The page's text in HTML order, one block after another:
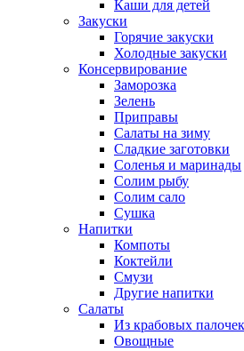
Каши для детей
Закуски
Горячие закуски
Холодные закуски
Консервирование
Заморозка
Зелень
Приправы
Салаты на зиму
Сладкие заготовки
Соленья и маринады
Солим рыбу
Солим сало
Сушка
Напитки
Компоты
Коктейли
Смузи
Другие напитки
Салаты
Из крабовых палочек
Овощные